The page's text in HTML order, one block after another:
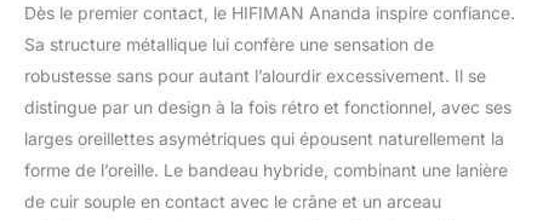
sets all be standards.
High Sensitivity: High
Sensitivity allows use
smartphone or portable
audio device. Low
distortion and amazing
sound quality.
Dès le premier contact, le HIFIMAN Ananda inspire confiance.
Sa structure métallique lui confère une sensation de
robustesse sans pour autant l’alourdir excessivement. Il se
distingue par un design à la fois rétro et fonctionnel, avec ses
larges oreillettes asymétriques qui épousent naturellement la
forme de l’oreille. Le bandeau hybride, combinant une lanière
de cuir souple en contact avec le crâne et un arceau